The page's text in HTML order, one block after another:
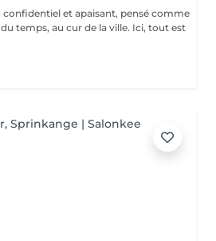
et apaisant, pensé comme
temps, au cur de la ville. Ici, tout est